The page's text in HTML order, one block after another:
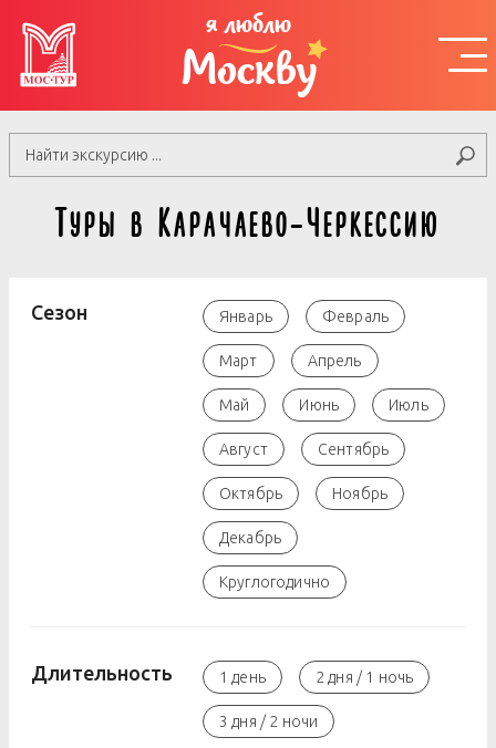
я люблю
Москву
Туры в Карачаево-Черкессию
Сезон Январь Февраль
Март Апрель
Май Июнь Июль
Август Сентябрь
Октябрь Ноябрь
Декабрь
Круглогодично
Длительность 1 день 2 дня / 1 ночь
3 дня / 2 ночи